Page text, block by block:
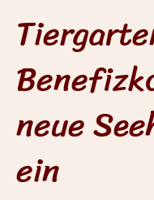
neue
ein